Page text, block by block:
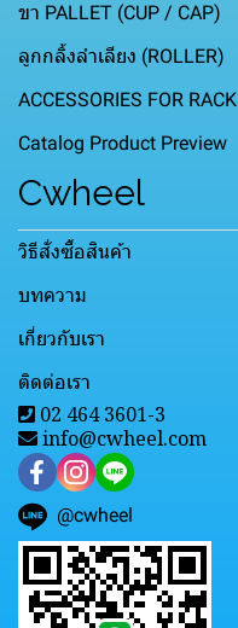
ขา PALLET (CUP / CAP)
ลูกกลิ้งลำเลียง (ROLLER)
ACCESSORIES FOR RACK
Catalog Product Preview
Cwheel
วิธีสั่งซื้อสินค้า
บทความ
เกี่ยวกับเรา
ติดต่อเรา
02 464 3601-3
info@cwheel.com
@cwheel